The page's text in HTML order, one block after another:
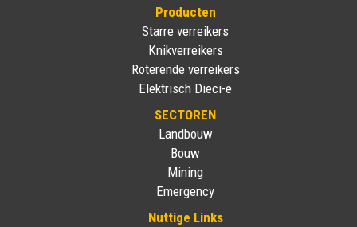
Producten
Starre verreikers
Knikverreikers
Roterende verreikers
Elektrisch Dieci-e
SECTOREN
Landbouw
Bouw
Mining
Emergency
Nuttige Links